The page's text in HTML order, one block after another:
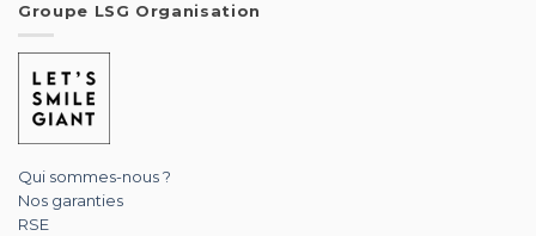
Groupe LSG Organisation
Qui sommes-nous ?
Nos garanties
RSE